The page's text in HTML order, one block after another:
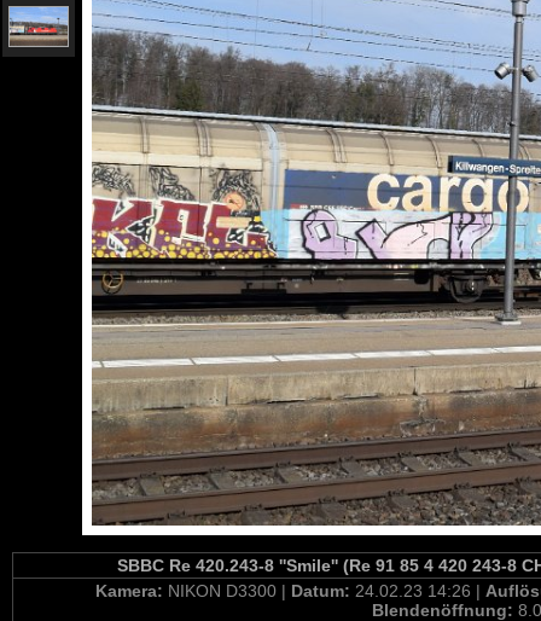
SBBC Re 420.243-8 ''Smile'' (Re 91 85 4 420 243-8
Kamera: NIKON D3300 | Datum: 24.02.23 14:26 |
Blendenöffnung: